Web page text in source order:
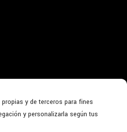
y de terceros para fines
y personalizarla según tus
GVRTE/2025/5022135